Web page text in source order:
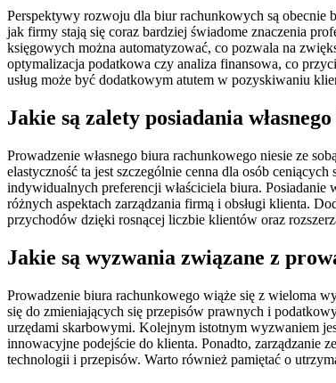
Perspektywy rozwoju dla biur rachunkowych są obecnie
jak firmy stają się coraz bardziej świadome znaczenia
księgowych można automatyzować, co pozwala na
optymalizacja podatkowa czy analiza finansowa, co
usług może być dodatkowym atutem w pozyskiwaniu
Jakie są zalety posiadania
Prowadzenie własnego biura rachunkowego niesie ze
elastyczność ta jest szczególnie cenna dla osób
indywidualnych preferencji właściciela biura. Posiadanie
różnych aspektach zarządzania firmą i obsługi klienta.
przychodów dzięki rosnącej liczbie klientów oraz
Jakie są wyzwania związane z
Prowadzenie biura rachunkowego wiąże się z wieloma
się do zmieniających się przepisów prawnych i
urzędami skarbowymi. Kolejnym istotnym wyzwaniem
innowacyjne podejście do klienta. Ponadto, zarządzanie
technologii i przepisów. Warto również pamiętać o